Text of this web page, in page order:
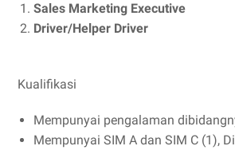
Sales Marketing Executive
Driver/Helper Driver
Kualifikasi
Mempunyai pengalaman
Mempunyai SIM A dan SIM C (1),